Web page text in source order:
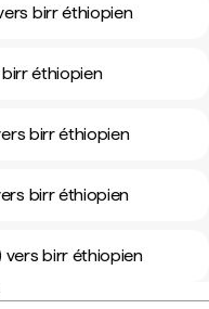
birr éthiopien
birr éthiopien
birr éthiopien
birr éthiopien
vers birr éthiopien